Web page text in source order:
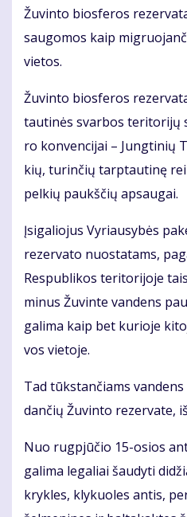
Žu­vin­to bios­fe­ros
sau­go­mos kaip
vie­tos.
Žu­vin­to bios­fe­ros
tau­ti­nės svar­bos te­ri­to­ri­jų
ro kon­ven­ci­jai – Jung­ti­nių
kių, tu­rin­čių tarp­tau­ti­nę
pel­kių paukš­čių ap­sau­gai.
Įsi­ga­lio­jus Vy­riau­sy­bės
re­zer­va­to nuo­sta­tams,
Res­pub­li­kos te­ri­to­ri­jo­je
mi­nus Žu­vin­te van­dens
ga­li­ma kaip bet ku­rio­je
vos vie­to­je.
Tad tūks­tan­čiams
dan­čių Žu­vin­to re­zer­va­te,
Nuo rug­pjū­čio 15-osios
ga­li­ma le­ga­liai šau­dy­ti
kryk­les, kly­kuo­les an­tis,